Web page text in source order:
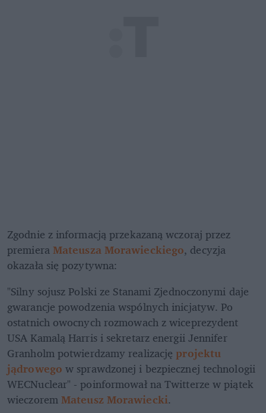
Zgodnie z informacją przekazaną wczoraj przez
premiera Mateusza Morawieckiego, decyzja
okazała się pozytywna:
"Silny sojusz Polski ze Stanami Zjednoczonymi daje
gwarancje powodzenia wspólnych inicjatyw. Po
ostatnich owocnych rozmowach z wiceprezydent
USA Kamalą Harris i sekretarz energii Jennifer
Granholm potwierdzamy realizację projektu
jądrowego w sprawdzonej i bezpiecznej technologii
WECNuclear" - poinformował na Twitterze w piątek
wieczorem Mateusz Morawiecki.